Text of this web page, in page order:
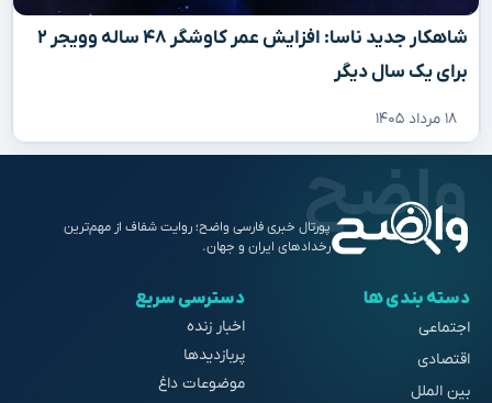
شاهکار جدید ناسا: افزایش عمر کاوشگر ۴۸ ساله وویجر ۲
برای یک سال دیگر
۱۸ مرداد ۱۴۰۵
پورتال خبری فارسی واضح؛ روایت شفاف از مهم‌ترین
رخدادهای ایران و جهان.
دسته بندی ها
اجتماعی
اقتصادی
بین الملل
دسترسی سریع
اخبار زنده
پربازدیدها
موضوعات داغ